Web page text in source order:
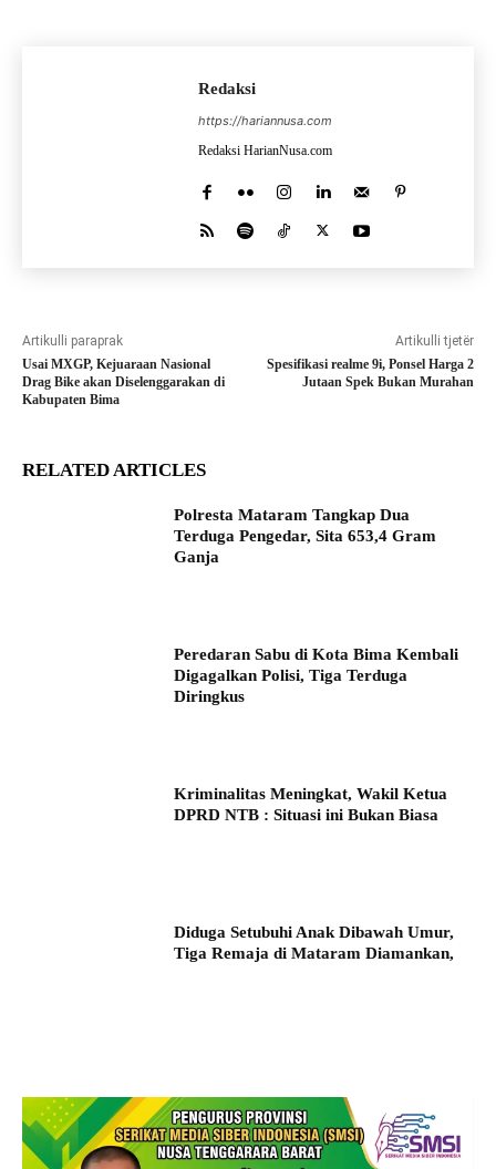
Redaksi
https://hariannusa.com
Redaksi HarianNusa.com
Artikulli paraprak
Usai MXGP, Kejuaraan Nasional
Drag Bike akan Diselenggarakan di
Kabupaten Bima
Artikulli tjetër
Spesifikasi realme 9i, Ponsel Harga 2
Jutaan Spek Bukan Murahan
RELATED ARTICLES
Polresta Mataram Tangkap Dua
Terduga Pengedar, Sita 653,4 Gram
Ganja
Peredaran Sabu di Kota Bima Kembali
Digagalkan Polisi, Tiga Terduga
Diringkus
Kriminalitas Meningkat, Wakil Ketua
DPRD NTB : Situasi ini Bukan Biasa
Diduga Setubuhi Anak Dibawah Umur,
Tiga Remaja di Mataram Diamankan,